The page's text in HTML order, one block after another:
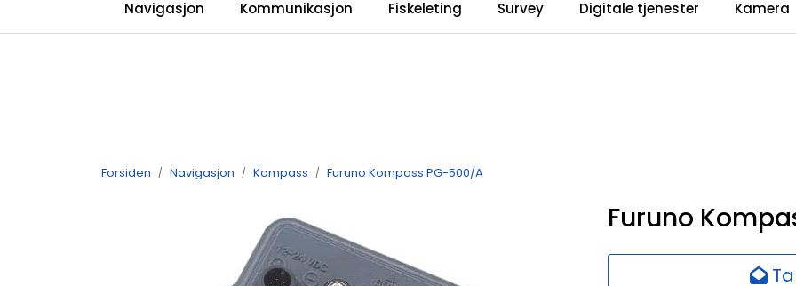
Skip to main contentNavigasjon Kommunikasjon Fiskeleting Survey Digitale tjenester Kamera
Forsiden Navigasjon Kompass Furuno Kompass PG-500/A
Furuno